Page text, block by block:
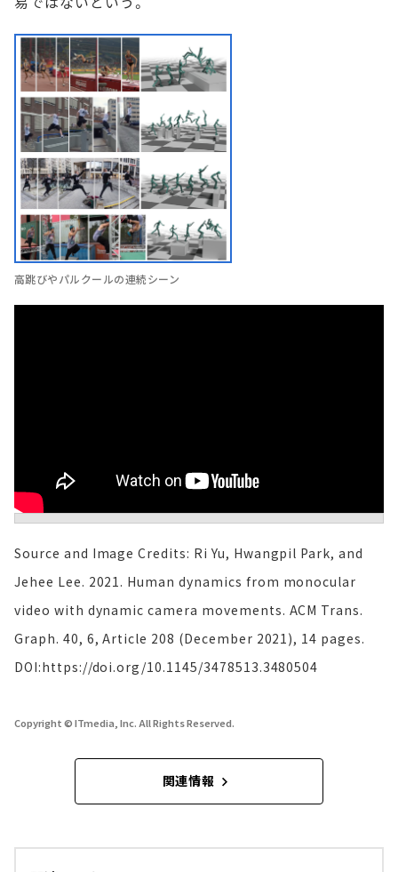
高跳びやパルクールの連続シーン
Source and Image Credits: Ri Yu, Hwangpil Park, and
Jehee Lee. 2021. Human dynamics from monocular
video with dynamic camera movements. ACM Trans.
Graph. 40, 6, Article 208 (December 2021), 14 pages.
DOI:https://doi.org/10.1145/3478513.3480504
Copyright © ITmedia, Inc. All Rights Reserved.
関連情報